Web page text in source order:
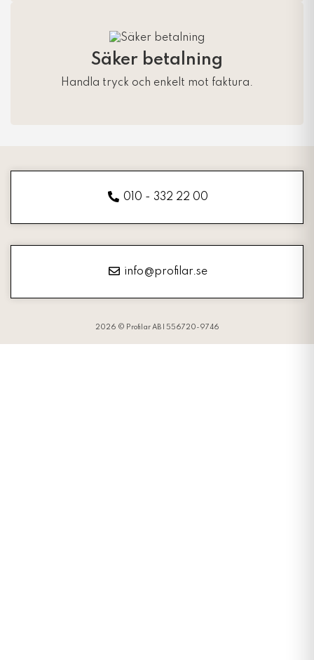
Säker betalning
Handla tryck och enkelt mot faktura.
010 - 332 22 00
info@profilar.se
2026 © Profilar AB | 556720-9746